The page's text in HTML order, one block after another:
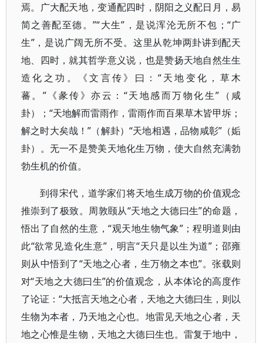
焉。广大配天地，变通配四时，阴阳之义配日月，易
简之善配至德。”“大生”，是说浑沦无所不包；“广
生”，是说广阔无所不受。这里从乾坤两卦讲到配天
地、四时，就其哲学意义说，也是赞扬天地自然生生
造化之功。《文言传》曰：“天地变化，草木
蕃。”《彖传》亦云：“天地感而万物化生”（咸
卦）；“天地解而雷雨作，雷雨作而百果草木皆甲坼；
解之时大矣哉！”（解卦）“天地相遇，品物咸彰”（姤
卦）。无一不是赞美天地化生万物，使大自然充满勃
勃生机的价值。
到得宋代，道学家们将天地生成万物的价值观念
推崇到了极致。周敦颐从“天地之大德曰生”的命题，
悟出了自然的生意，“观天地生物气象”；程明道则由
此“欲常见造化生意”，明言“天只是以生为道”；邵雍
则从中悟到了“天地之心者，生万物之本也”。张载则
对“天地之大德曰生”的价值观念，从本体论的高度作
了论证：“大抵言天地之心者，天地之大德曰生，则以
生物为本者，乃天地之心也。地雷见天地之心者，天
地之心惟是生物，天地之大德曰生也。雷复于地中，